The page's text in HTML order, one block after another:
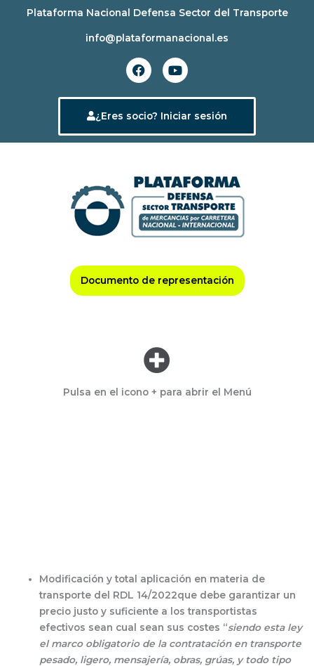
Plataforma Nacional Defensa Sector del Transporte
info@plataformanacional.es
F
a
e
b
o
Y
o
t
u
e
¿Eres socio? Iniciar sesión
Documento de representación
Menú
Pulsa en el icono + para abrir el Menú
Modificación y total aplicación en materia de
transporte del RDL 14/2022que debe garantizar un
precio justo y suficiente a los transportistas
efectivos sean cual sean sus costes “siendo esta ley
el marco obligatorio de la contratación en transporte
pesado, ligero, mensajería, obras, grúas, y todo tipo